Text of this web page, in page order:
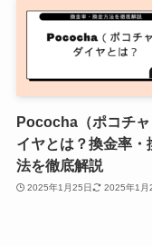
Pococha（ポコチ
イヤとは？換金率・
法を徹底解説
2025年1月25日 2025年1月